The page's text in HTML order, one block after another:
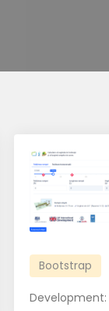
Bootstrap
Development: